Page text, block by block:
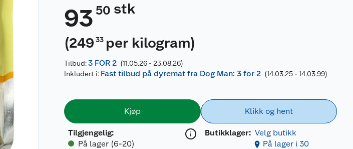
93 50 stk
(249 33 per kilogram)
Tilbud:3 FOR 2 (11.05.26 - 23.08.26)
Inkludert i: Fast tilbud på dyremat fra Dog Man: 3 for 2 (14.03.25 - 14.03.99)
Kjøp
Tilgjengelig:
På lager (6-20)
Klikk og hent
Butikklager: Velg butikk
På lager i 30